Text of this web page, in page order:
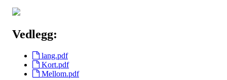
Vedlegg:
lang.pdf
Kort.pdf
Mellom.pdf